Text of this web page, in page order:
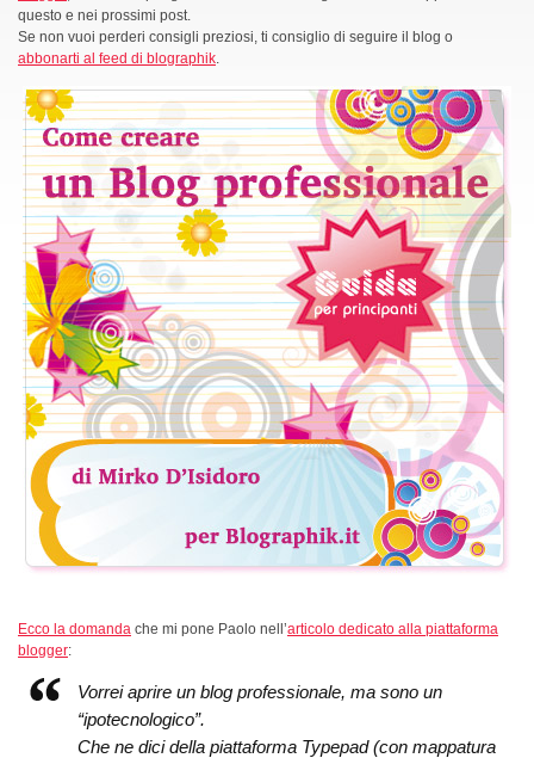
questo e nei prossimi post.
Se non vuoi perderi consigli preziosi, ti consiglio di seguire il blog o
abbonarti al feed di blographik.
Ecco la domanda che mi pone Paolo nell’articolo dedicato alla piattaforma
blogger:
Vorrei aprire un blog professionale, ma sono un
“ipotecnologico”.
Che ne dici della piattaforma Typepad (con mappatura